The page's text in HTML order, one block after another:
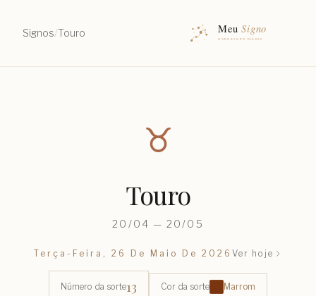
Signos/Touro
♉︎
Touro
20/04 — 20/05
Terça-Feira, 26 De Maio De 2026Ver hoje
Número da sorte13 Cor da sorte Marrom